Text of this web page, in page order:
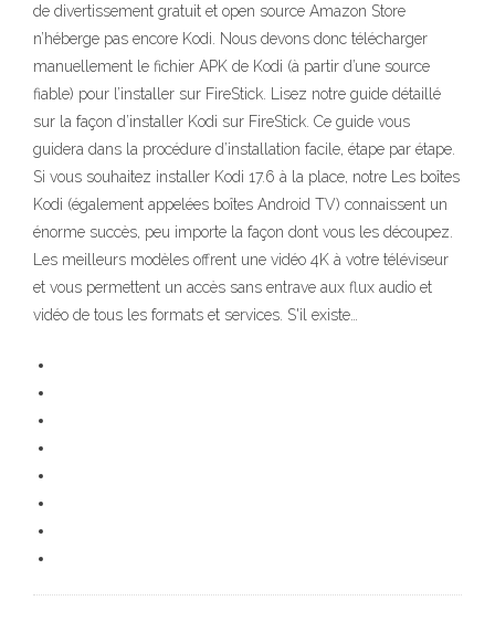
de divertissement gratuit et open source Amazon Store
n’héberge pas encore Kodi. Nous devons donc télécharger
manuellement le fichier APK de Kodi (à partir d’une source
fiable) pour l’installer sur FireStick. Lisez notre guide détaillé
sur la façon d’installer Kodi sur FireStick. Ce guide vous
guidera dans la procédure d’installation facile, étape par étape.
Si vous souhaitez installer Kodi 17.6 à la place, notre Les boîtes
Kodi (également appelées boîtes Android TV) connaissent un
énorme succès, peu importe la façon dont vous les découpez.
Les meilleurs modèles offrent une vidéo 4K à votre téléviseur
et vous permettent un accès sans entrave aux flux audio et
vidéo de tous les formats et services. S'il existe…